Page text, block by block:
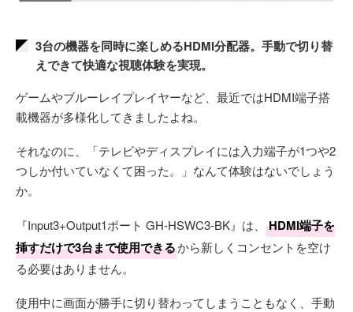
3台の機器を同時に楽しめるHDMI分配器。手動で切り替
えできて快適な視聴体験を実現。
ゲームやブルーレイプレイヤーなど、最近ではHDMI端子搭
載機器が多様化してきましたよね。
それなのに、「テレビやディスプレイには入力端子が1つや2
つしか付いていなくて困った。」なんて体験はないでしょう
か。
『Input3+Output1ポート GH-HSWC3-BK』は、
HDMI端子を
挿すだけで3台まで使用できるから新しくコンセントを空け
る必要はありません。
使用中に画面が勝手に切り替わってしまうこともなく、手動